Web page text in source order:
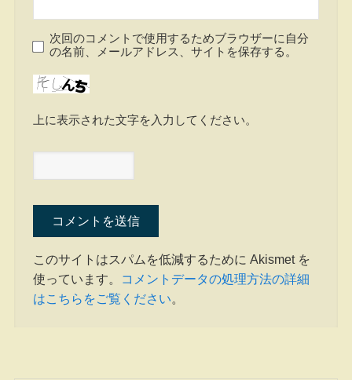
次回のコメントで使用するためブラウザーに自分
の名前、メールアドレス、サイトを保存する。
上に表示された文字を入力してください。
このサイトはスパムを低減するために Akismet を
使っています。
コメントデータの処理方法の詳細
はこちらをご覧ください。